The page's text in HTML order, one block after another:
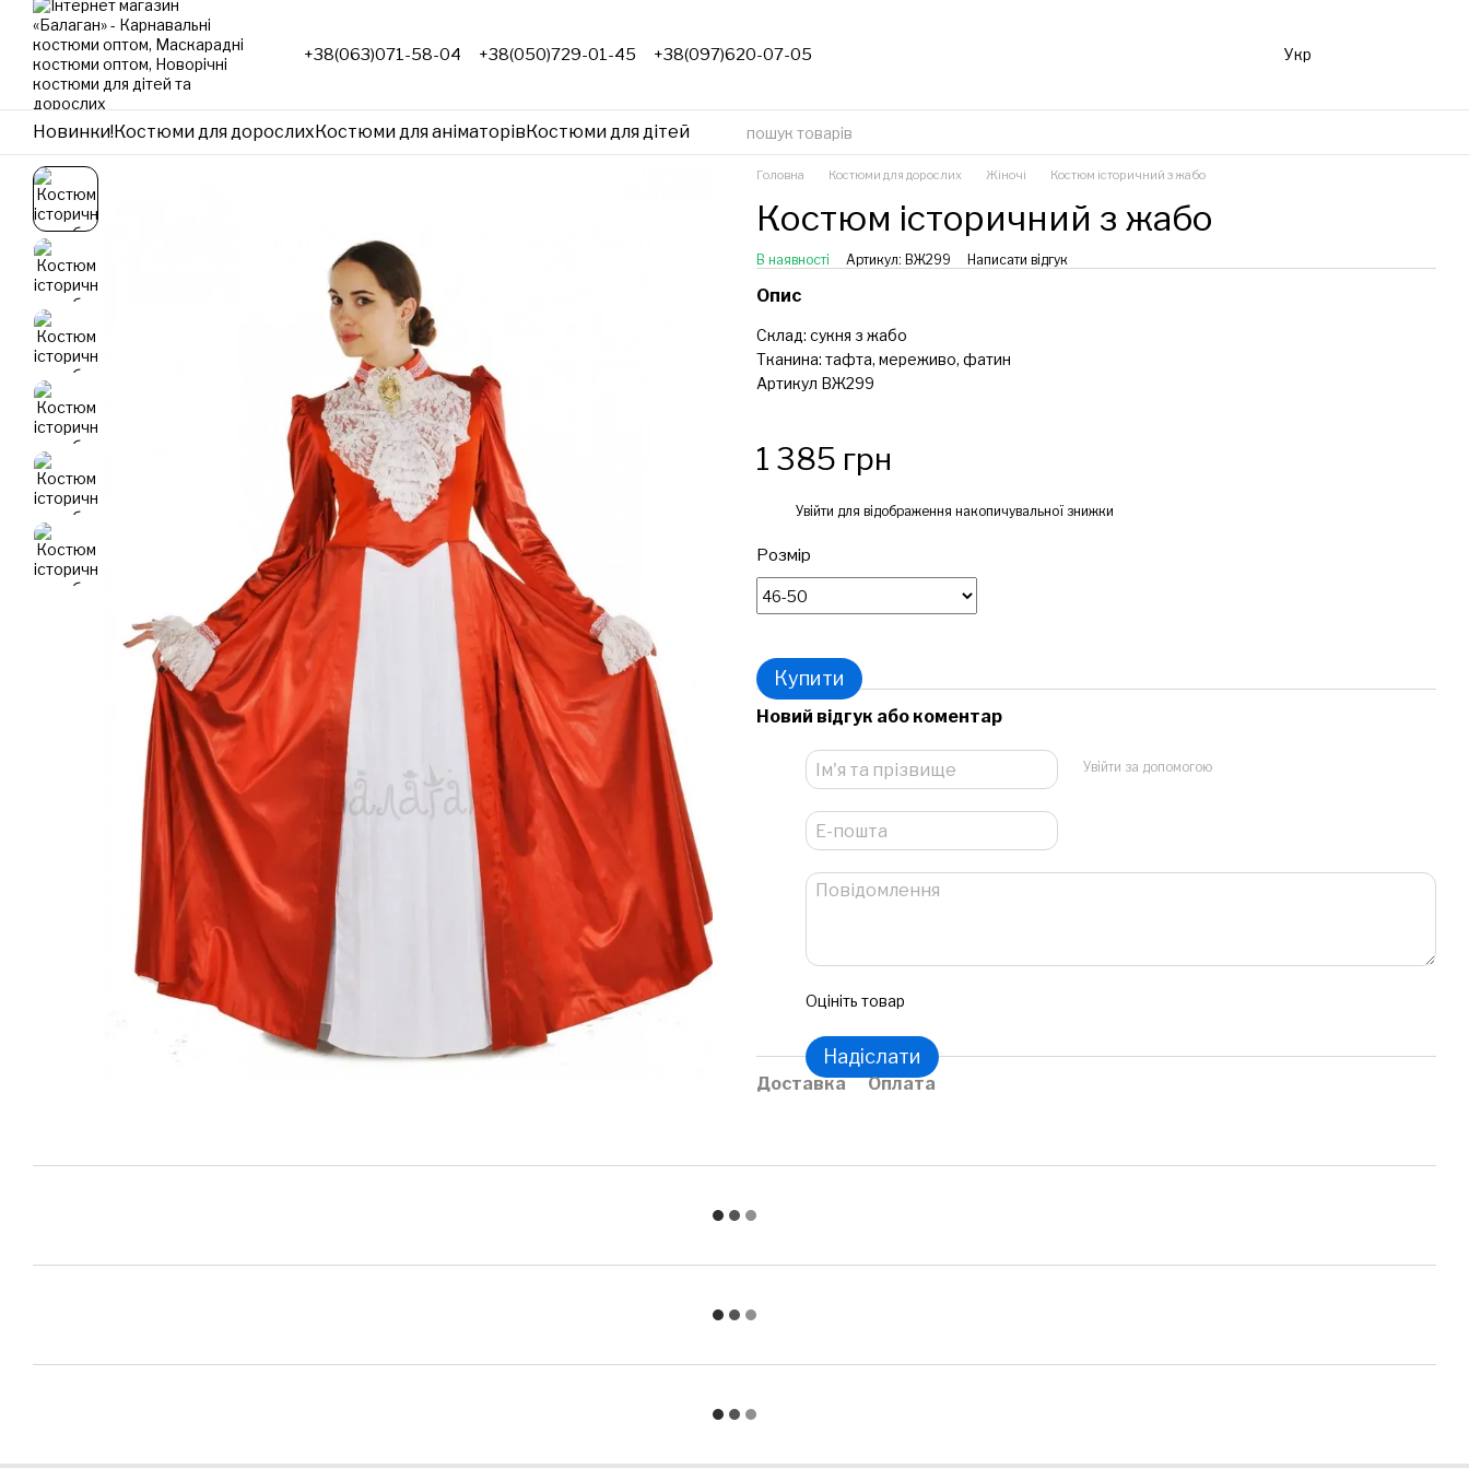
Перейти до основного контенту
+38(063)071-58-04 +38(050)729-01-45 +38(097)620-07-05 Укр
Новинки!Костюми для дорослихКостюми для аніматорівКостюми для дітей
Головна Костюми для дорослих Жіночі Костюм історичний з жабо
Костюм історичний з жабо
В наявності Артикул: ВЖ299 Написати відгук
Опис
Склад: сукня з жабо
Тканина: тафта, мереживо, фатин
Артикул ВЖ299
1 385 грн
Увійти для відображення накопичувальної знижки
Розмір
Купити
Новий відгук або коментар
Увійти за допомогою
Оцініть товар
Надіслати
Доставка Оплата